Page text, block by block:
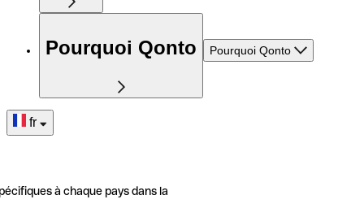
Pourquoi Qonto Pourquoi Qonto
fr
à chaque pays dans la